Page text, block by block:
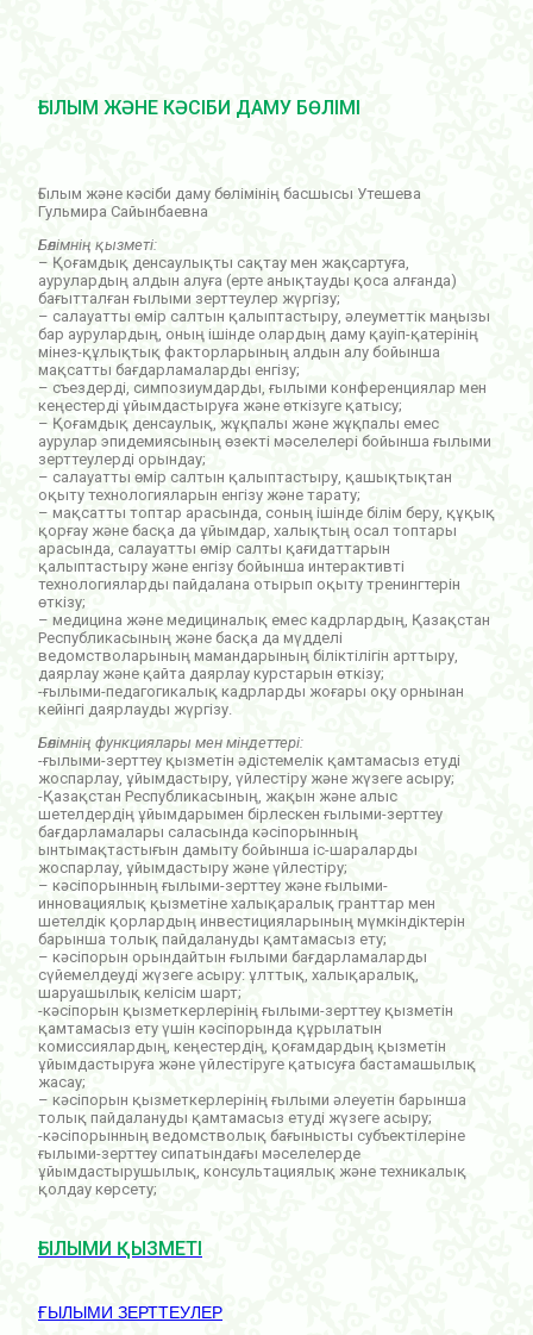
ҒЫЛЫМ ЖӘНЕ КӘСІБИ ДАМУ БӨЛІМІ
Ғылым және кәсіби даму бөлімінің басшысы Утешева
Гульмира Сайынбаевна
Бөлімнің қызметі:
– Қоғамдық денсаулықты сақтау мен жақсартуға,
аурулардың алдын алуға (ерте анықтауды қоса алғанда)
бағытталған ғылыми зерттеулер жүргізу;
– салауатты өмір салтын қалыптастыру, әлеуметтік маңызы
бар аурулардың, оның ішінде олардың даму қауіп-қатерінің
мінез-құлықтық факторларының алдын алу бойынша
мақсатты бағдарламаларды енгізу;
– съездерді, симпозиумдарды, ғылыми конференциялар мен
кеңестерді ұйымдастыруға және өткізуге қатысу;
– Қоғамдық денсаулық, жұқпалы және жұқпалы емес
аурулар эпидемиясының өзекті мәселелері бойынша ғылыми
зерттеулерді орындау;
– салауатты өмір салтын қалыптастыру, қашықтықтан
оқыту технологияларын енгізу және тарату;
– мақсатты топтар арасында, соның ішінде білім беру, құқық
қорғау және басқа да ұйымдар, халықтың осал топтары
арасында, салауатты өмір салты қағидаттарын
қалыптастыру және енгізу бойынша интерактивті
технологияларды пайдалана отырып оқыту тренингтерін
өткізу;
– медицина және медициналық емес кадрлардың, Қазақстан
Республикасының және басқа да мүдделі
ведомстволарының мамандарының біліктілігін арттыру,
даярлау және қайта даярлау курстарын өткізу;
-ғылыми-педагогикалық кадрларды жоғары оқу орнынан
кейінгі даярлауды жүргізу.
Бөлімнің функциялары мен міндеттері:
-ғылыми-зерттеу қызметін әдістемелік қамтамасыз етуді
жоспарлау, ұйымдастыру, үйлестіру және жүзеге асыру;
-Қазақстан Республикасының, жақын және алыс
шетелдердің ұйымдарымен бірлескен ғылыми-зерттеу
бағдарламалары саласында кәсіпорынның
ынтымақтастығын дамыту бойынша іс-шараларды
жоспарлау, ұйымдастыру және үйлестіру;
– кәсіпорынның ғылыми-зерттеу және ғылыми-
инновациялық қызметіне халықаралық гранттар мен
шетелдік қорлардың инвестицияларының мүмкіндіктерін
барынша толық пайдалануды қамтамасыз ету;
– кәсіпорын орындайтын ғылыми бағдарламаларды
сүйемелдеуді жүзеге асыру: ұлттық, халықаралық,
шаруашылық келісім шарт;
-кәсіпорын қызметкерлерінің ғылыми-зерттеу қызметін
қамтамасыз ету үшін кәсіпорында құрылатын
комиссиялардың, кеңестердің, қоғамдардың қызметін
ұйымдастыруға және үйлестіруге қатысуға бастамашылық
жасау;
– кәсіпорын қызметкерлерінің ғылыми әлеуетін барынша
толық пайдалануды қамтамасыз етуді жүзеге асыру;
-кәсіпорынның ведомстволық бағынысты субъектілеріне
ғылыми-зерттеу сипатындағы мәселелерде
ұйымдастырушылық, консультациялық және техникалық
қолдау көрсету;
ҒЫЛЫМИ ҚЫЗМЕТІ
ҒЫЛЫМИ ЗЕРТТЕУЛЕР